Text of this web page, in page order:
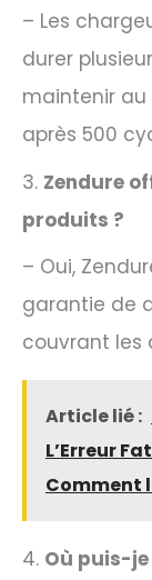
– Les
durer
maintenir au
après 500
3. Zendure
produits ?
– Oui,
garantie de
couvrant les
Article lié :
L’Erreur
Comment
4. Où puis-